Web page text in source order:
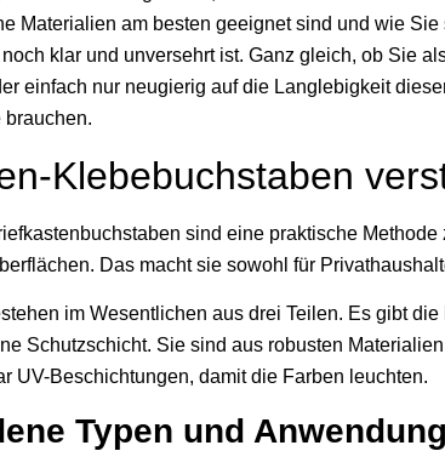
Materialien am besten geeignet sind und wie
klar und unversehrt ist. Ganz gleich, ob Sie
einfach nur neugierig auf die Langlebigkeit
brauchen.
Klebebuchstaben
sind eine praktische
Das macht sie sowohl für
im Wesentlichen aus drei Teilen. Es gibt
Schutzschicht. Sie sind aus robusten
UV-Beschichtungen, damit die Farben leuchten.
Typen und